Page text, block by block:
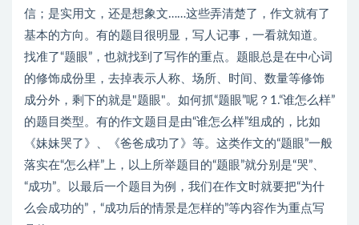
信；是实用文，还是想象文……这些弄清楚了，作文就有了
基本的方向。有的题目很明显，写人记事，一看就知道。
找准了“题眼”，也就找到了写作的重点。题眼总是在中心词
的修饰成份里，去掉表示人称、场所、时间、数量等修饰
成分外，剩下的就是"题眼"。如何抓“题眼”呢？1.“谁怎么样”
的题目类型。有的作文题目是由“谁怎么样”组成的，比如
《妹妹哭了》、《爸爸成功了》等。这类作文的“题眼”一般
落实在“怎么样”上，以上所举题目的“题眼”就分别是“哭”、
“成功”。以最后一个题目为例，我们在作文时就要把“为什
么会成功的”，“成功后的情景是怎样的”等内容作为重点写